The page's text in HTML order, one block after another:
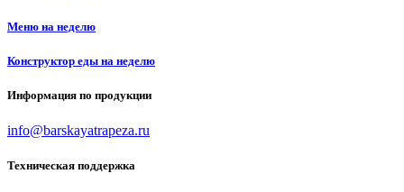
Меню на неделю
Конструктор еды на неделю
Информация по продукции
info@barskayatrapeza.ru
Техническая поддержка